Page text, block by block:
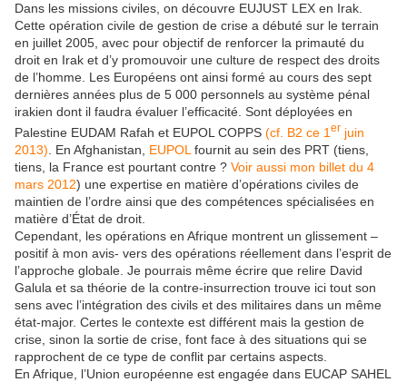
Dans les missions civiles, on découvre EUJUST LEX en Irak.
Cette opération civile de gestion de crise a débuté sur le terrain
en juillet 2005, avec pour objectif de renforcer la primauté du
droit en Irak et d’y promouvoir une culture de respect des droits
de l’homme. Les Européens ont ainsi formé au cours des sept
dernières années plus de 5 000 personnels au système pénal
irakien dont il faudra évaluer l’efficacité. Sont déployées en
Palestine EUDAM Rafah et EUPOL COPPS (cf. B2 ce 1 er juin
2013) . En Afghanistan, EUPOL fournit au sein des PRT (tiens,
tiens, la France est pourtant contre ? Voir aussi mon billet du 4
mars 2012) une expertise en matière d’opérations civiles de
maintien de l’ordre ainsi que des compétences spécialisées en
matière d’État de droit.
Cependant, les opérations en Afrique montrent un glissement –
positif à mon avis- vers des opérations réellement dans l’esprit de
l’approche globale. Je pourrais même écrire que relire David
Galula et sa théorie de la contre-insurrection trouve ici tout son
sens avec l’intégration des civils et des militaires dans un même
état-major. Certes le contexte est différent mais la gestion de
crise, sinon la sortie de crise, font face à des situations qui se
rapprochent de ce type de conflit par certains aspects.
En Afrique, l’Union européenne est engagée dans EUCAP SAHEL